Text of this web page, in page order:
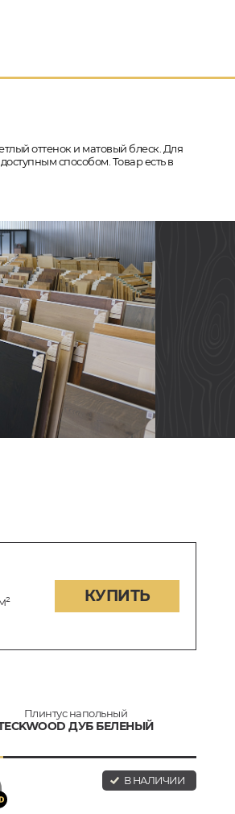
оттенок и матовый блеск. Для
способом. Товар есть в
КУПИТЬ
Плинтус напольный
ДУБ БЕЛЕНЫЙ
В НАЛИЧИИ